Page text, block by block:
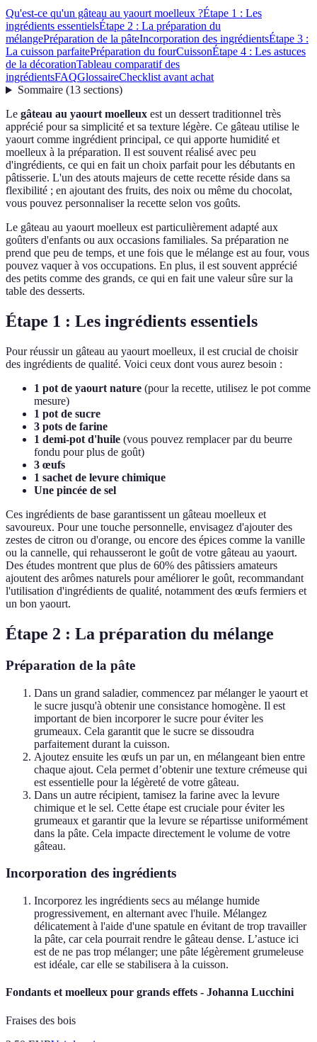
Qu'est-ce qu'un gâteau au yaourt moelleux ?Étape 1 : Les
ingrédients essentielsÉtape 2 : La préparation du
mélangePréparation de la pâteIncorporation des ingrédientsÉtape 3 :
La cuisson parfaitePréparation du fourCuissonÉtape 4 : Les astuces
de la décorationTableau comparatif des
ingrédientsFAQGlossaireChecklist avant achat
Sommaire(13 sections)
Le gâteau au yaourt moelleux est un dessert traditionnel très
apprécié pour sa simplicité et sa texture légère. Ce gâteau utilise le
yaourt comme ingrédient principal, ce qui apporte humidité et
moelleux à la préparation. Il est souvent réalisé avec peu
d'ingrédients, ce qui en fait un choix parfait pour les débutants en
pâtisserie. L'un des atouts majeurs de cette recette réside dans sa
flexibilité ; en ajoutant des fruits, des noix ou même du chocolat,
vous pouvez personnaliser la recette selon vos goûts.
Le gâteau au yaourt moelleux est particulièrement adapté aux
goûters d'enfants ou aux occasions familiales. Sa préparation ne
prend que peu de temps, et une fois que le mélange est au four, vous
pouvez vaquer à vos occupations. En plus, il est souvent apprécié
des petits comme des grands, ce qui en fait une valeur sûre sur la
table des desserts.
Étape 1 : Les ingrédients essentiels
Pour réussir un gâteau au yaourt moelleux, il est crucial de choisir
des ingrédients de qualité. Voici ceux dont vous aurez besoin :
1 pot de yaourt nature (pour la recette, utilisez le pot comme
mesure)
1 pot de sucre
3 pots de farine
1 demi-pot d'huile (vous pouvez remplacer par du beurre
fondu pour plus de goût)
3 œufs
1 sachet de levure chimique
Une pincée de sel
Ces ingrédients de base garantissent un gâteau moelleux et
savoureux. Pour une touche personnelle, envisagez d'ajouter des
zestes de citron ou d'orange, ou encore des épices comme la vanille
ou la cannelle, qui rehausseront le goût de votre gâteau au yaourt.
Des études montrent que plus de 60% des pâtissiers amateurs
ajoutent des arômes naturels pour améliorer le goût, recommandant
l'utilisation d'ingrédients de qualité, notamment des œufs fermiers et
un bon yaourt.
Étape 2 : La préparation du mélange
Préparation de la pâte
Dans un grand saladier, commencez par mélanger le yaourt et
le sucre jusqu'à obtenir une consistance homogène. Il est
important de bien incorporer le sucre pour éviter les
grumeaux. Cela garantit que le sucre se dissoudra
parfaitement durant la cuisson.
Ajoutez ensuite les œufs un par un, en mélangeant bien entre
chaque ajout. Cela permet d’obtenir une texture crémeuse qui
est essentielle pour la légèreté de votre gâteau.
Dans un autre récipient, tamisez la farine avec la levure
chimique et le sel. Cette étape est cruciale pour éviter les
grumeaux et garantir que la levure se répartisse uniformément
dans la pâte. Cela impacte directement le volume de votre
gâteau.
Incorporation des ingrédients
Incorporez les ingrédients secs au mélange humide
progressivement, en alternant avec l'huile. Mélangez
délicatement à l'aide d'une spatule en évitant de trop travailler
la pâte, car cela pourrait rendre le gâteau dense. L’astuce ici
est de ne pas trop mélanger; une pâte légèrement grumeleuse
est idéale, car elle se stabilisera à la cuisson.
Fondants et moelleux pour grands effets - Johanna Lucchini
Fraises des bois